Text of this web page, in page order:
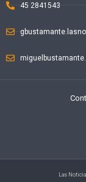
45 2841543
Las